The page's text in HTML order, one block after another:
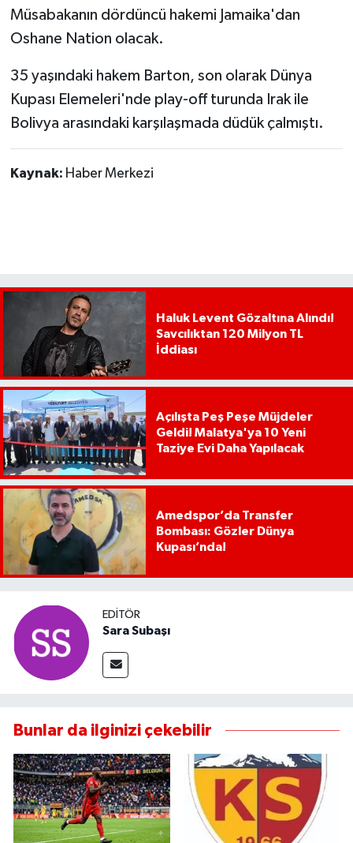
Müsabakanın dördüncü hakemi Jamaika'dan
Oshane Nation olacak.
35 yaşındaki hakem Barton, son olarak Dünya
Kupası Elemeleri'nde play-off turunda Irak ile
Bolivya arasındaki karşılaşmada düdük çalmıştı.
Kaynak: Haber Merkezi
Haluk Levent Gözaltına Alındı!
Savcılıktan 120 Milyon TL
İddiası
Açılışta Peş Peşe Müjdeler
Geldi! Malatya'ya 10 Yeni
Taziye Evi Daha Yapılacak
Amedspor’da Transfer
Bombası: Gözler Dünya
Kupası’nda!
EDITÖR
Sara Subaşı
Bunlar da ilginizi çekebilir